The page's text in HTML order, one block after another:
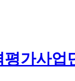
평가사업